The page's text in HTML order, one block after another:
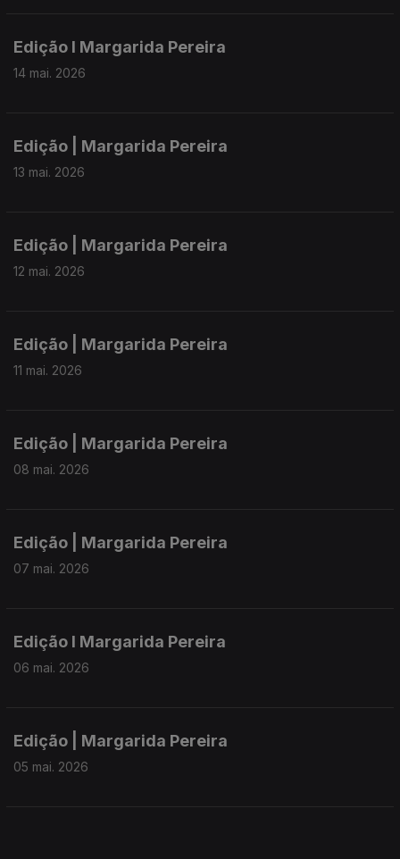
Edição I Margarida Pereira
14 mai. 2026
Edição | Margarida Pereira
13 mai. 2026
Edição | Margarida Pereira
12 mai. 2026
Edição | Margarida Pereira
11 mai. 2026
Edição | Margarida Pereira
08 mai. 2026
Edição | Margarida Pereira
07 mai. 2026
Edição I Margarida Pereira
06 mai. 2026
Edição | Margarida Pereira
05 mai. 2026